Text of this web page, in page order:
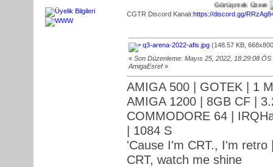
Görüşmek Üzere
CGTR Discord Kanalı:https://discord.gg/
q3-arena-2022-afis.jpg (148.57 KB,
« Son Düzenleme: Mayıs 25, 2022, 18:29:08
AmigaEsref»
AMIGA 500 | GOTEK | 1
AMIGA 1200 | 8GB CF |
COMMODORE 64 |
| 1084 S
'Cause I'm CRT., I'm retro
CRT, watch me shine